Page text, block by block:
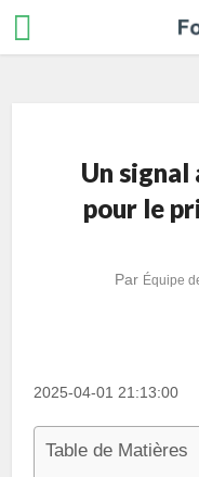
Un signal
pour le
Par Équipe
2025-04-01 21:13:00
Table de Matières